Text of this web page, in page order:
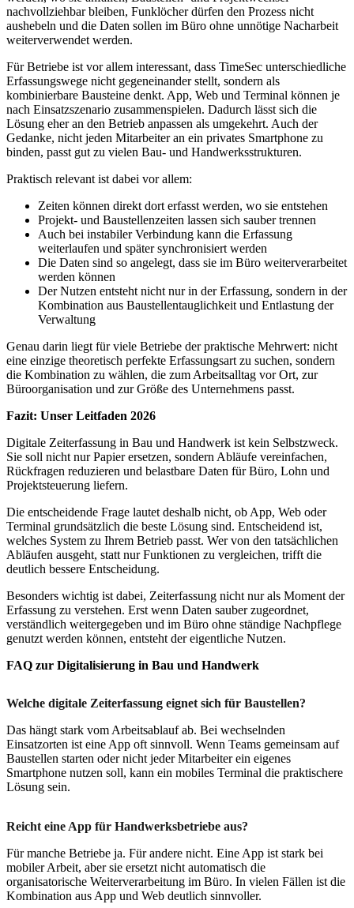
nachvollziehbar bleiben, Funklöcher dürfen den Prozess nicht
aushebeln und die Daten sollen im Büro ohne unnötige Nacharbeit
weiterverwendet werden.
Für Betriebe ist vor allem interessant, dass TimeSec unterschiedliche
Erfassungswege nicht gegeneinander stellt, sondern als
kombinierbare Bausteine denkt. App, Web und Terminal können je
nach Einsatzszenario zusammenspielen. Dadurch lässt sich die
Lösung eher an den Betrieb anpassen als umgekehrt. Auch der
Gedanke, nicht jeden Mitarbeiter an ein privates Smartphone zu
binden, passt gut zu vielen Bau- und Handwerksstrukturen.
Praktisch relevant ist dabei vor allem:
Zeiten können direkt dort erfasst werden, wo sie entstehen
Projekt- und Baustellenzeiten lassen sich sauber trennen
Auch bei instabiler Verbindung kann die Erfassung
weiterlaufen und später synchronisiert werden
Die Daten sind so angelegt, dass sie im Büro weiterverarbeitet
werden können
Der Nutzen entsteht nicht nur in der Erfassung, sondern in der
Kombination aus Baustellentauglichkeit und Entlastung der
Verwaltung
Genau darin liegt für viele Betriebe der praktische Mehrwert: nicht
eine einzige theoretisch perfekte Erfassungsart zu suchen, sondern
die Kombination zu wählen, die zum Arbeitsalltag vor Ort, zur
Büroorganisation und zur Größe des Unternehmens passt.
Fazit: Unser Leitfaden 2026
Digitale Zeiterfassung in Bau und Handwerk ist kein Selbstzweck.
Sie soll nicht nur Papier ersetzen, sondern Abläufe vereinfachen,
Rückfragen reduzieren und belastbare Daten für Büro, Lohn und
Projektsteuerung liefern.
Die entscheidende Frage lautet deshalb nicht, ob App, Web oder
Terminal grundsätzlich die beste Lösung sind. Entscheidend ist,
welches System zu Ihrem Betrieb passt. Wer von den tatsächlichen
Abläufen ausgeht, statt nur Funktionen zu vergleichen, trifft die
deutlich bessere Entscheidung.
Besonders wichtig ist dabei, Zeiterfassung nicht nur als Moment der
Erfassung zu verstehen. Erst wenn Daten sauber zugeordnet,
verständlich weitergegeben und im Büro ohne ständige Nachpflege
genutzt werden können, entsteht der eigentliche Nutzen.
FAQ zur Digitalisierung in Bau und Handwerk
Welche digitale Zeiterfassung eignet sich für Baustellen?
Das hängt stark vom Arbeitsablauf ab. Bei wechselnden
Einsatzorten ist eine App oft sinnvoll. Wenn Teams gemeinsam auf
Baustellen starten oder nicht jeder Mitarbeiter ein eigenes
Smartphone nutzen soll, kann ein mobiles Terminal die praktischere
Lösung sein.
Reicht eine App für Handwerksbetriebe aus?
Für manche Betriebe ja. Für andere nicht. Eine App ist stark bei
mobiler Arbeit, aber sie ersetzt nicht automatisch die
organisatorische Weiterverarbeitung im Büro. In vielen Fällen ist die
Kombination aus App und Web deutlich sinnvoller.